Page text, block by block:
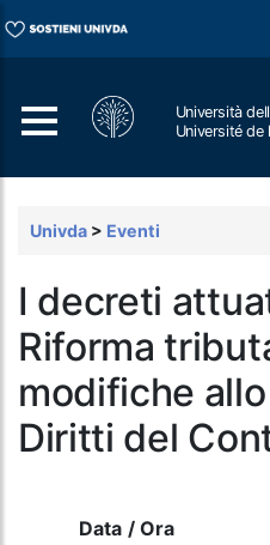
Università
Université de
Univda > Eventi
I decreti
Riforma
modifiche
Diritti del
Data / Ora